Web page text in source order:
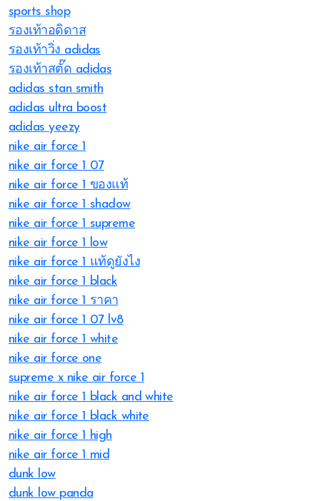
sports shop
รองเท้าอดิดาส
รองเท้าวิ่ง adidas
รองเท้าสตั๊ด adidas
adidas stan smith
adidas ultra boost
adidas yeezy
nike air force 1
nike air force 1 07
nike air force 1 ของแท้
nike air force 1 shadow
nike air force 1 supreme
nike air force 1 low
nike air force 1 แท้ดูยังไง
nike air force 1 black
nike air force 1 ราคา
nike air force 1 07 lv8
nike air force 1 white
nike air force one
supreme x nike air force 1
nike air force 1 black and white
nike air force 1 black white
nike air force 1 high
nike air force 1 mid
dunk low
dunk low panda